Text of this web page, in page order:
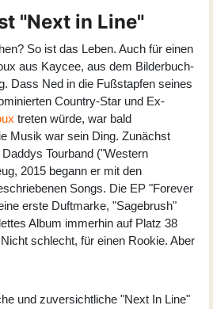
"Next in Line"
So ist das Leben. Auch für einen
aus Kaycee, aus dem Bilderbuch-
Dass Ned in die Fußstapfen seines
Country-Star und Ex-
treten würde, war bald
Musik war sein Ding. Zunächst
Tourband ("Western
2015 begann er mit den
Songs. Die EP "Forever
erste Duftmarke, "Sagebrush"
Album immerhin auf Platz 38
schlecht, für einen Rookie. Aber
und zuversichtliche "Next In Line"